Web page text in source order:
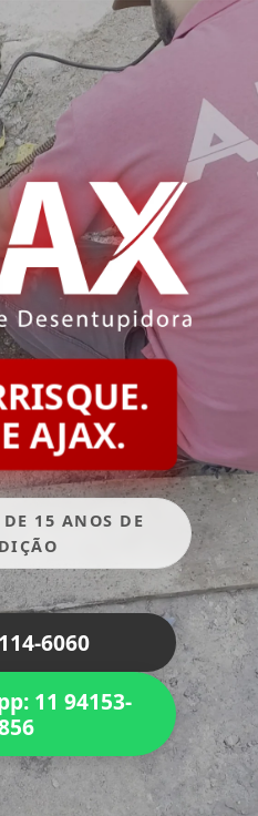
AJAX.
15 ANOS DE
6060
11 94153-